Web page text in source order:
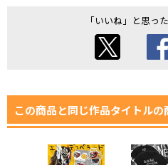
「いいね」と思っ
この商品と同じ作品タイトルの